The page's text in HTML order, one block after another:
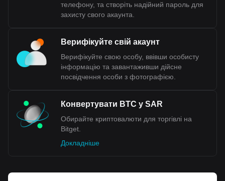
телефону, та створіть надійний пароль для
захисту свого акаунта.
Верифікуйте свій акаунт
Верифікуйте свою особу, ввівши особисту
інформацію та завантаживши дійсне
посвідчення особи з фотографією.
Конвертувати BTC у SAR
Обирайте криптовалюти для торгівлі на
Bitget.
Докладніше